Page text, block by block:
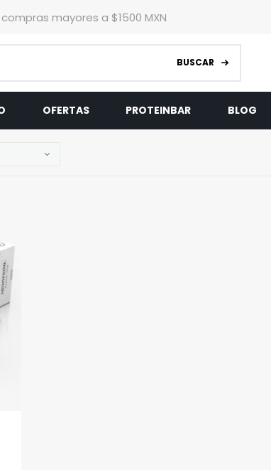
mayores a $1500 MXN
BUSCAR
OFERTAS PROTEINBAR BLOG